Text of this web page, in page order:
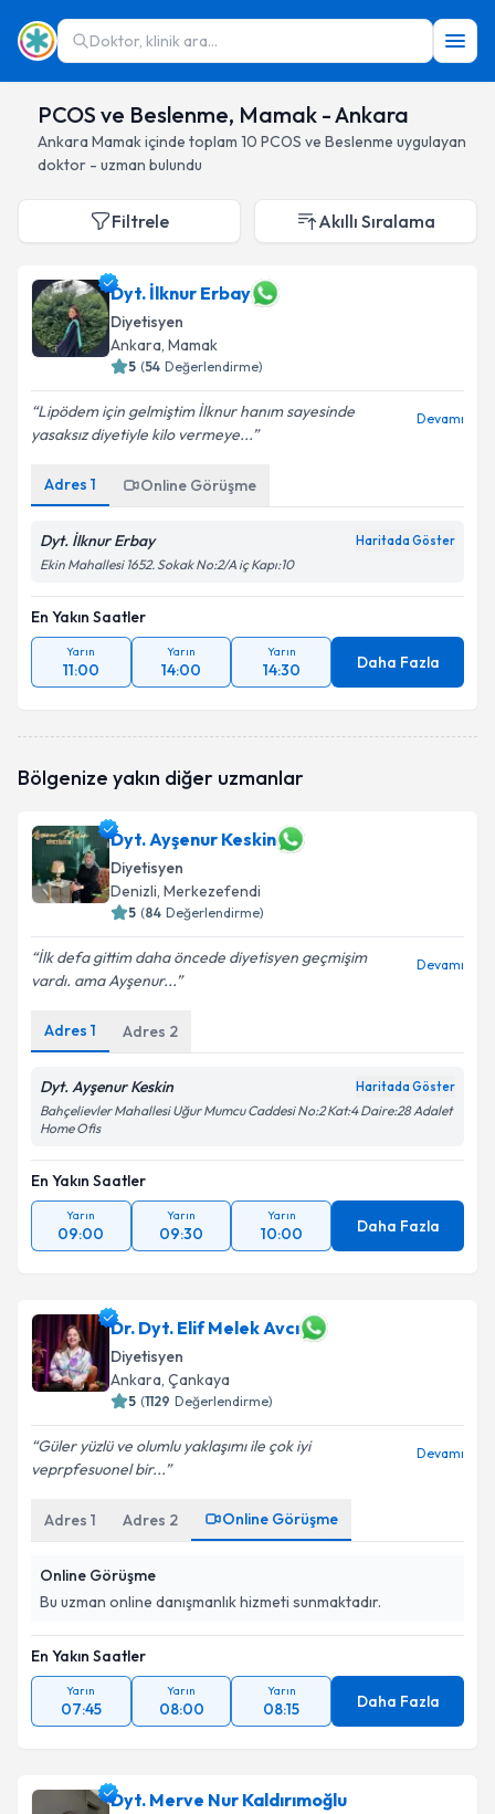
Doktor, klinik ara...
PCOS ve Beslenme, Mamak - Ankara
Ankara Mamakiçinde toplam 10 PCOS ve Beslenme uygulayan
doktor - uzman bulundu
Filtrele Akıllı Sıralama
Dyt. İlknur Erbay
Diyetisyen
Ankara, Mamak
5 (54 Değerlendirme)
Lipödem için gelmiştim İlknur hanım sayesinde
yasaksız diyetiyle kilo vermeye...
Devamı
Adres 1 Online Görüşme
Dyt. İlknur Erbay Haritada Göster
Ekin Mahallesi 1652. Sokak No:2/A iç Kapı:10
En Yakın Saatler
Yarın
11:00
Yarın
14:00
Yarın
14:30 Daha Fazla
Bölgenize yakın diğer uzmanlar
Dyt. Ayşenur Keskin
Diyetisyen
Denizli, Merkezefendi
5 (84 Değerlendirme)
İlk defa gittim daha öncede diyetisyen geçmişim
vardı. ama Ayşenur...
Devamı
Adres 1 Adres 2
Dyt. Ayşenur Keskin Haritada Göster
Bahçelievler Mahallesi Uğur Mumcu Caddesi No:2 Kat:4 Daire:28 Adalet
Home Ofis
En Yakın Saatler
Yarın
09:00
Yarın
09:30
Yarın
10:00 Daha Fazla
Dr. Dyt. Elif Melek Avcı
Diyetisyen
Ankara, Çankaya
5 (1129 Değerlendirme)
Güler yüzlü ve olumlu yaklaşımı ile çok iyi
veprpfesuonel bir...
Devamı
Adres 1 Adres 2 Online Görüşme
Online Görüşme
Bu uzman online danışmanlık hizmeti sunmaktadır.
En Yakın Saatler
Yarın
07:45
Yarın
08:00
Yarın
08:15 Daha Fazla
Dyt. Merve Nur Kaldırımoğlu